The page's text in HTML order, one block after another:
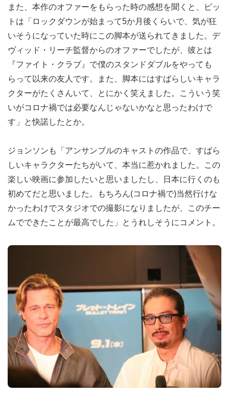
また、本作のオファーをもらった時の感想を聞くと、ピッ
トは「ロックダウンが始まって5か月後くらいで、気が狂
いそうになっていた時にこの脚本が送られてきました。デ
ヴィッド・リーチ監督からのオファーでしたが、彼とは
『ファイト・クラブ』で僕のスタンドダブルをやっても
らって以来の友人です。また、脚本にはすばらしいキャラ
クターがたくさんいて、とにかく笑えました。こういう笑
いがコロナ禍では必要なんじゃないかなと思ったわけで
す」と快諾したとか。
ジョンソンも「アンサンブルのキャストの作品で、すばら
しいキャラクターたちがいて、本当に惹かれました。この
楽しい映画に参加したいと思いましたし、日本に行くのも
初めてだと思いました。もちろん(コロナ禍で)当然行けな
かったわけでスタジオでの撮影になりましたが、このチー
ムでできたことが最高でした」とうれしそうにコメント。